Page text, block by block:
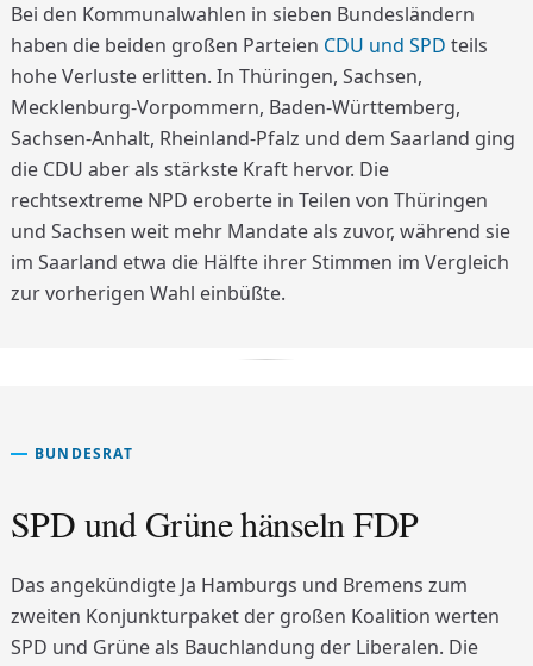
Bei den Kommunalwahlen in sieben Bundesländern
haben die beiden großen Parteien CDU und SPD teils
hohe Verluste erlitten. In Thüringen, Sachsen,
Mecklenburg-Vorpommern, Baden-Württemberg,
Sachsen-Anhalt, Rheinland-Pfalz und dem Saarland ging
die CDU aber als stärkste Kraft hervor. Die
rechtsextreme NPD eroberte in Teilen von Thüringen
und Sachsen weit mehr Mandate als zuvor, während sie
im Saarland etwa die Hälfte ihrer Stimmen im Vergleich
zur vorherigen Wahl einbüßte.
BUNDESRAT
SPD und Grüne hänseln FDP
Das angekündigte Ja Hamburgs und Bremens zum
zweiten Konjunkturpaket der großen Koalition werten
SPD und Grüne als Bauchlandung der Liberalen. Die